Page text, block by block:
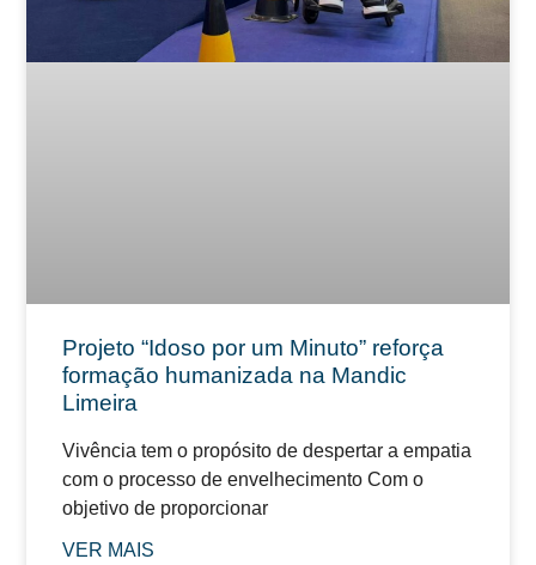
Projeto “Idoso por um Minuto” reforça
formação humanizada na Mandic
Limeira
Vivência tem o propósito de despertar a empatia
com o processo de envelhecimento Com o
objetivo de proporcionar
VER MAIS